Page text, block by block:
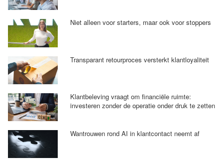
Niet alleen voor starters, maar ook voor stoppers
Transparant retourproces versterkt klantloyaliteit
Klantbeleving vraagt om financiële ruimte:
investeren zonder de operatie onder druk te zetten
Wantrouwen rond AI in klantcontact neemt af